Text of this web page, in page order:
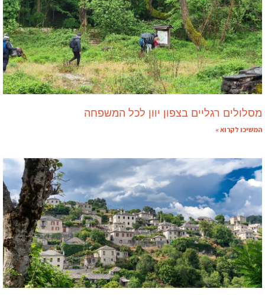
מסלולים רגליים בצפון יוון לכל המשפחה
המשיכו לקרוא »